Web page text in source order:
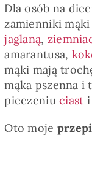
Dla osób na
zamienniki
jaglaną,
amarantusa,
mąki mają
mąka pszenna i
pieczeniuciast
Oto moje